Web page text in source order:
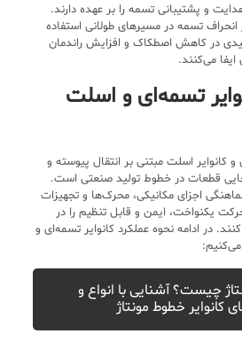
و پشتیبانی تسمه را بر عهده دارند.
انحراف تسمه در مسیرهای طولانی استفاده
در کاهش اصطکاک و افزایش راندمان
ایفا می‌کنند.
تسمه‌ای و اسلت
و کانوایر اسلت مبتنی بر انتقال پیوسته و
قطعات در خطوط تولید صنعتی است.
اجزای مکانیکی، محرک‌ها و تجهیزات
یکنواخت، ایمن و قابل تنظیم را در
در ادامه نحوه عملکرد کانوایر تسمه‌ای و
چیست؟ آشنایی با انواع و
کانوایر خطوط مونتاژ